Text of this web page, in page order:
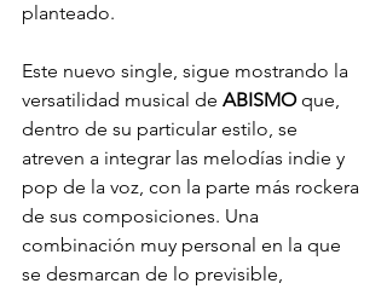
planteado.
Este nuevo single, sigue mostrando la
versatilidad musical de ABISMO que,
dentro de su particular estilo, se
atreven a integrar las melodías indie y
pop de la voz, con la parte más rockera
de sus composiciones. Una
combinación muy personal en la que
se desmarcan de lo previsible,